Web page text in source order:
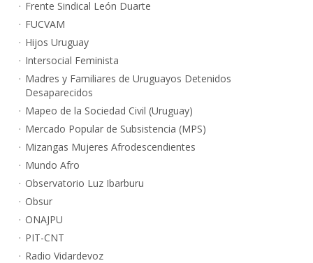
Frente Sindical León Duarte
FUCVAM
Hijos Uruguay
Intersocial Feminista
Madres y Familiares de Uruguayos Detenidos
Desaparecidos
Mapeo de la Sociedad Civil (Uruguay)
Mercado Popular de Subsistencia (MPS)
Mizangas Mujeres Afrodescendientes
Mundo Afro
Observatorio Luz Ibarburu
Obsur
ONAJPU
PIT-CNT
Radio Vidardevoz